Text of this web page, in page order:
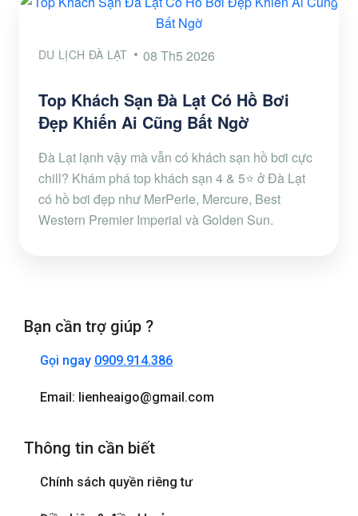
DU LỊCH ĐÀ LẠT 08 Th5 2026
Top Khách Sạn Đà Lạt Có Hồ Bơi
Đẹp Khiến Ai Cũng Bất Ngờ
Đà Lạt lạnh vậy mà vẫn có khách sạn hồ bơi cực
chill? Khám phá top khách sạn 4 & 5⭐ ở Đà Lạt
có hồ bơi đẹp như MerPerle, Mercure, Best
Western Premier Imperial và Golden Sun.
Bạn cần trợ giúp ?
Gọi ngay 0909.914.386
Email: lienheaigo@gmail.com
Thông tin cần biết
Chính sách quyền riêng tư